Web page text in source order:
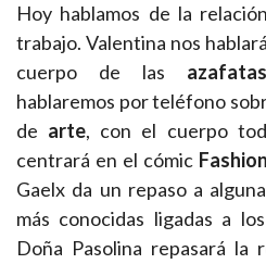
Hoy hablamos de la
trabajo. Valentina nos
cuerpo de las azafatas
hablaremos por teléfono
de arte, con el cuerpo
centrará en el cómic
Gaelx da un repaso a
más conocidas ligadas a los
Doña Pasolina repasará la